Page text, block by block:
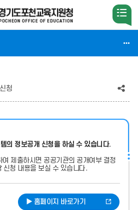
청
공
(상
의 정보공개 신청을 하실 수 있습니다.
제출하시면 공공기관의 공개여부 결정
신청 내용을 보실 수 있습니다.
▶ 홈페이지 바로가기